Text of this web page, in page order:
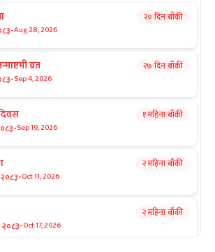
-Aug 28, 2026
२० दिन बाँकी
व्रत
-Sep 4, 2026
२७ दिन बाँकी
-Sep 19, 2026
१ महिना बाँकी
-Oct 11, 2026
२ महिना बाँकी
-Oct 17, 2026
२ महिना बाँकी